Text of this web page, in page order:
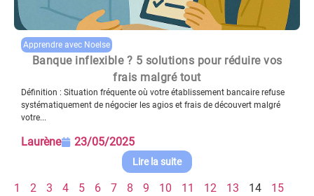
Apprendre avec Noelse
Banque inflexible ? 5 solutions pour réduire vos
frais malgré tout
Définition : Situation fréquente où votre établissement bancaire refuse
systématiquement de négocier les agios et frais de découvert malgré
votre...
Laurène 23/05/2025
Lire la suite
1 2 3 4 5 6 7 8 9 10 11 12 13 14
15